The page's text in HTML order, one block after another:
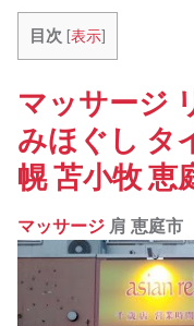
目次 [表示]
マッサージ
みほぐし タ
幌 苫小牧 恵
マッサージ 肩 恵庭市